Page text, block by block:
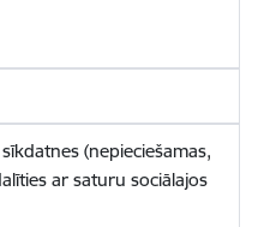
(nepieciešamas,
ar saturu sociālajos